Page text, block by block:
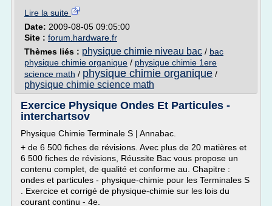
Lire la suite
Date: 2009-08-05 09:05:00
Site : forum.hardware.fr
Thèmes liés : physique chimie niveau bac / bac
physique chimie organique / physique chimie 1ere
science math / physique chimie organique /
physique chimie science math
Exercice Physique Ondes Et Particules -
interchartsov
Physique Chimie Terminale S | Annabac.
+ de 6 500 fiches de révisions. Avec plus de 20 matières et
6 500 fiches de révisions, Réussite Bac vous propose un
contenu complet, de qualité et conforme au. Chapitre :
ondes et particules - physique-chimie pour les Terminales S
. Exercice et corrigé de physique-chimie sur les lois du
courant continu - 4e.